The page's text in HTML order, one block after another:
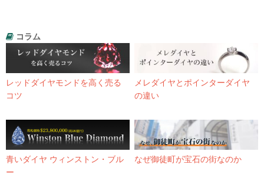
コラム
レッドダイヤモンドを高く売る
コツ
メレダイヤとポインターダイヤ
の違い
青いダイヤ ウィンストン・ブル
ー
なぜ御徒町が宝石の街なのか